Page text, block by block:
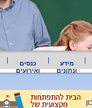
מידע
ונתונים
כנסים
ואירועים